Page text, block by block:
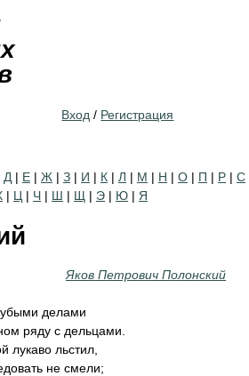
Вход / Регистрация
Д | Е | Ж | З | И | К | Л | М | Н | О | П | Р | С
| Ц | Ч | Ш | Щ | Э | Ю | Я
Яков Петрович Полонский
делами
ряду с дельцами.
лукаво льстил,
не смели;